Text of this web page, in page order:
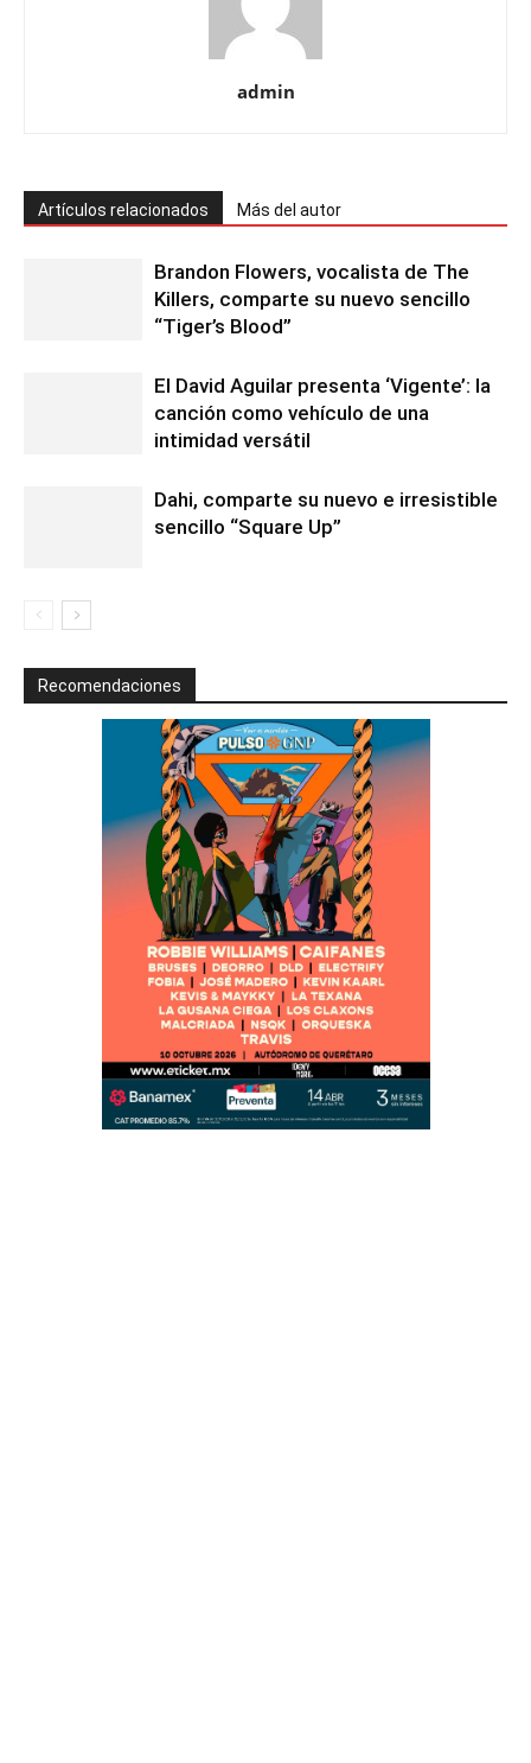
admin
Artículos relacionados Más del autor
Brandon Flowers, vocalista de The
Killers, comparte su nuevo sencillo
“Tiger’s Blood”
El David Aguilar presenta ‘Vigente’: la
canción como vehículo de una
intimidad versátil
Dahi, comparte su nuevo e irresistible
sencillo “Square Up”
Recomendaciones